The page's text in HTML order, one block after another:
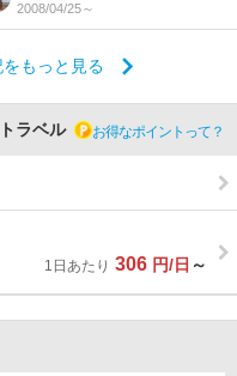
2008/04/25～
もっと見る
ラベル お得なポイントって？
1日あたり 306 円/日 ～